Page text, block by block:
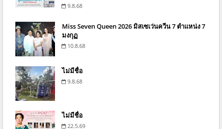
9.8.68
Miss Seven Queen 2026 มิสเซเว่นควีน 7 ตำแหน่ง 7
มงกุฏ
10.8.68
ไม่มีชื่อ
9.8.68
ไม่มีชื่อ
22.5.69